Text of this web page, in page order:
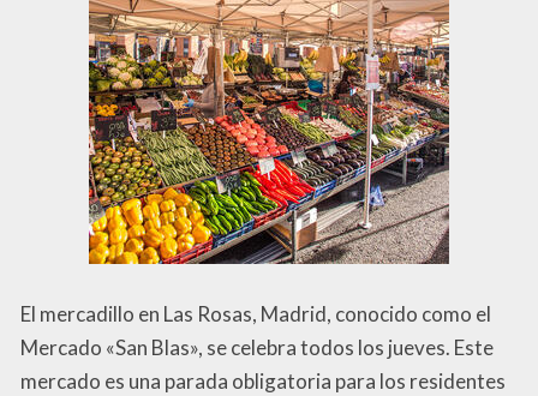
El mercadillo en Las Rosas, Madrid, conocido como el
Mercado «San Blas», se celebra todos los jueves. Este
mercado es una parada obligatoria para los residentes